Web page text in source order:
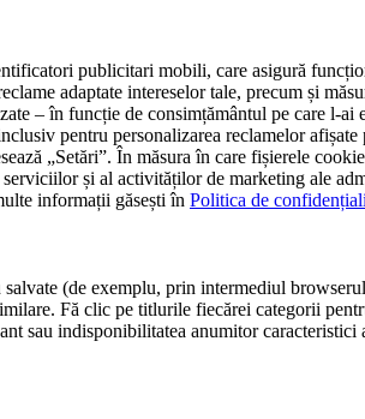
publicitari mobili, care asigură
adaptate intereselor tale, precum și
– în funcție de consimțământul pe care l-
pentru personalizarea reclamelor
„Setări”. În măsura în care fișierele
și al activităților de marketing ale
informații găsești în Politica de
(de exemplu, prin intermediul
Fă clic pe titlurile fiecărei categorii
sau indisponibilitatea anumitor caracteristici